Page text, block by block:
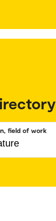
field of work